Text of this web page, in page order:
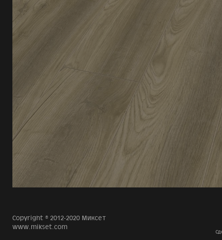
Copyright © 2012-2020 Миксет
www.mikset.com